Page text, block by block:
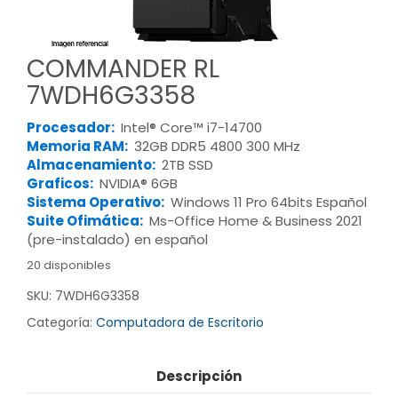
COMMANDER RL
7WDH6G3358
Procesador: Intel® Core™ i7-14700
Memoria RAM: 32GB DDR5 4800 300 MHz
Almacenamiento: 2TB SSD
Graficos: NVIDIA® 6GB
Sistema Operativo: Windows 11 Pro 64bits Español
Suite Ofimática: Ms-Office Home & Business 2021
(pre-instalado) en español
20 disponibles
SKU: 7WDH6G3358
Categoría: Computadora de Escritorio
Descripción